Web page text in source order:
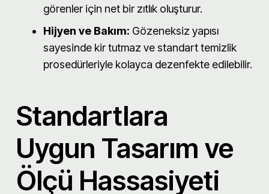
görenler için net bir zıtlık oluşturur.
Hijyen ve Bakım: Gözeneksiz yapısı
sayesinde kir tutmaz ve standart temizlik
prosedürleriyle kolayca dezenfekte edilebilir.
Standartlara
Uygun Tasarım ve
Ölçü Hassasiyeti